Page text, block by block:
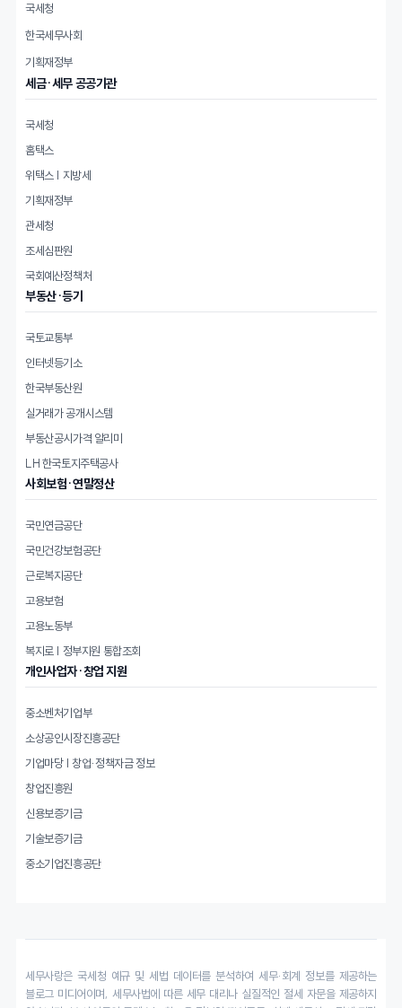
국세청
한국세무사회
기획재정부
세금·세무 공공기관
국세청
홈택스
위택스 | 지방세
기획재정부
관세청
조세심판원
국회예산정책처
부동산·등기
국토교통부
인터넷등기소
한국부동산원
실거래가 공개시스템
부동산공시가격 알리미
LH 한국토지주택공사
사회보험·연말정산
국민연금공단
국민건강보험공단
근로복지공단
고용보험
고용노동부
복지로 | 정부지원 통합조회
개인사업자·창업 지원
중소벤처기업부
소상공인시장진흥공단
기업마당 | 창업·정책자금 정보
창업진흥원
신용보증기금
기술보증기금
중소기업진흥공단
세무사랑은 국세청 예규 및 세법 데이터를 분석하여 세무·회계 정보를 제공하는
블로그 미디어이며, 세무사법에 따른 세무 대리나 실질적인 절세 자문을 제공하지